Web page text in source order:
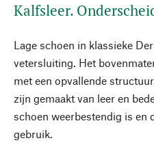
Kalfsleer.
Lage schoen in klassieke
vetersluiting. Het
met een opvallende
zijn gemaakt van leer en
schoen weerbestendig is en
gebruik.